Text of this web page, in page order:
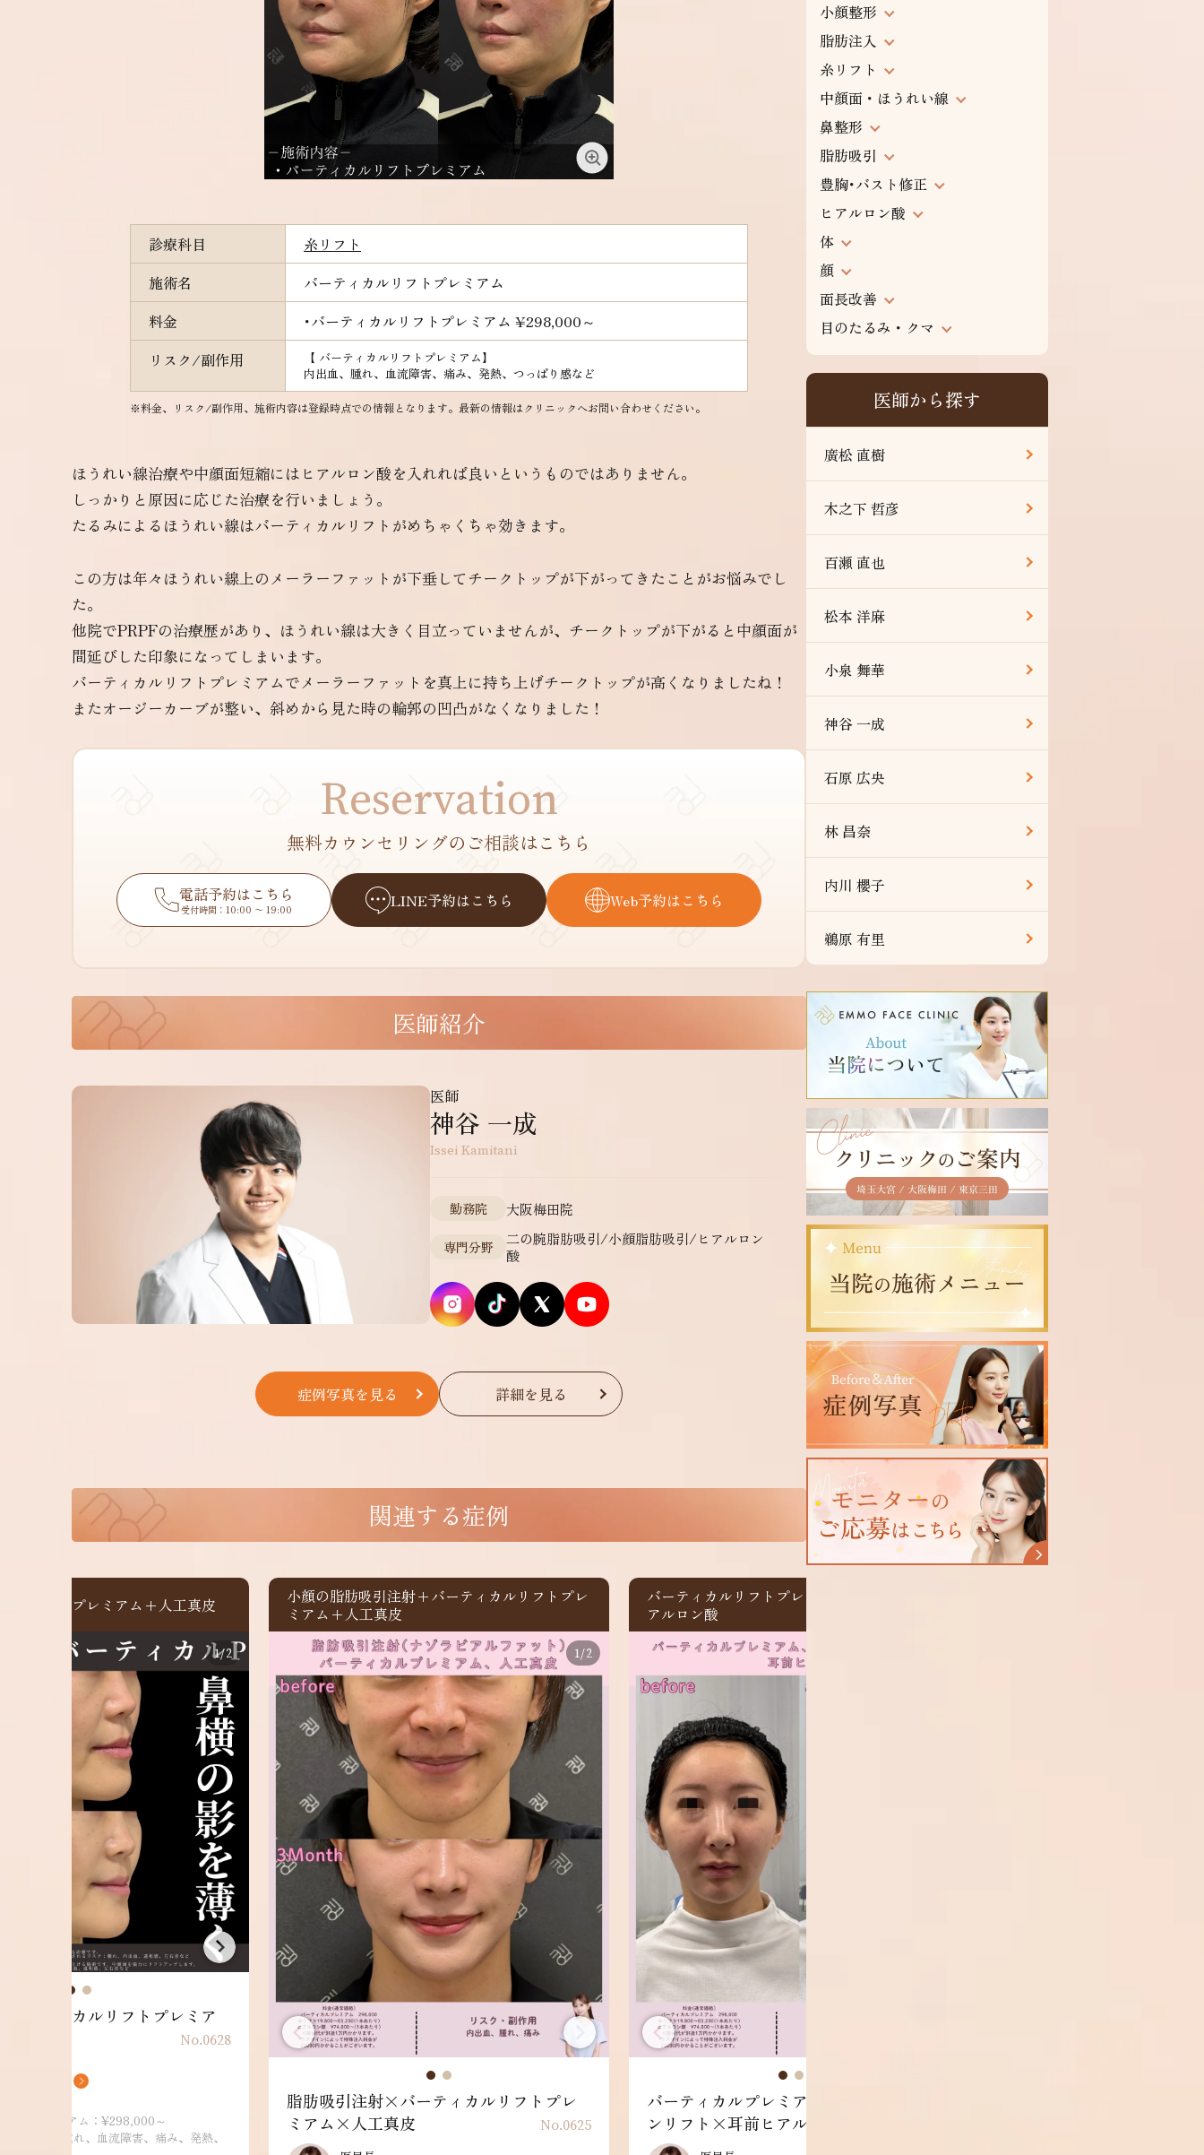
診療科目
糸リフト
施術名
バーティカルリフトプレミアム
料金
･バーティカルリフトプレミアム ¥298,000～
リスク/副作用
【 バーティカルリフトプレミアム】
内出血、腫れ、血流障害、痛み、発熱、つっぱり感など
※料金、リスク/副作用、施術内容は登録時点での情報となります。最新の情報はクリニックへお問い合わせください。
ほうれい線治療や中顔面短縮にはヒアルロン酸を入れれば良いというものではありません。
しっかりと原因に応じた治療を行いましょう。
たるみによるほうれい線はバーティカルリフトがめちゃくちゃ効きます。
この方は年々ほうれい線上のメーラーファットが下垂してチークトップが下がってきたことがお悩みでし
た。
他院でPRPFの治療歴があり、ほうれい線は大きく目立っていませんが、チークトップが下がると中顔面が
間延びした印象になってしまいます。
バーティカルリフトプレミアムでメーラーファットを真上に持ち上げチークトップが高くなりましたね！
またオージーカーブが整い、斜めから見た時の輪郭の凹凸がなくなりました！
Reservation
無料カウンセリングの ご相談はこちら
電話予約はこちら
受付時間：10:00 〜 19:00 LINE予約はこちら Web予約はこちら
医師紹介
医師
神谷 一成
Issei Kamitani
勤務院 大阪梅田院
専門分野
二の腕脂肪吸引/小顔脂肪吸引/ヒアルロン
酸
症例写真を見る 詳細を見る
関連する症例
ルリフトプレミアム+人工真皮
1/2
ーティカルリフトプレミア
No.0628
フトプレミアム：¥298,000～
内出血、腫れ、血流障害、痛み、発熱、
小顔の脂肪吸引注射+バーティカルリフトプレ
ミアム+人工真皮
1/2
脂肪吸引注射×バーティカルリフトプレ
ミアム×人工真皮
No.0625
バーティカルリフトプレミアム+注入施術+ヒ
アルロン酸
バーティカルプレミアム×フェイスライ
ンリフト×耳前ヒアルロン酸
小顔整形
脂肪注入
糸リフト
中顔面・ほうれい線
鼻整形
脂肪吸引
豊胸･バスト修正
ヒアルロン酸
体
顔
面長改善
目のたるみ・クマ
医師から探す
廣松 直樹
木之下 哲彦
百瀬 直也
松本 洋麻
小泉 舞華
神谷 一成
石原 広央
林 昌奈
内川 櫻子
鵜原 有里